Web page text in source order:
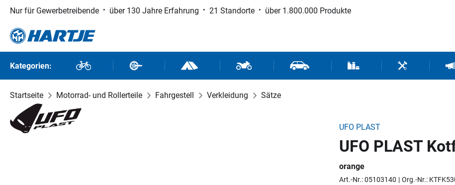
Hauptinhalt springen
Zur Suche springen
Zur Hauptnavigation springen
Nur für Gewerbetreibende über 130 Jahre Erfahrung 21 Standorte über 1.800.000 Produkte
Kategorien: Fahrräder Fahrradteile Outdoor und SportMotorrad- und RollerteileFahrzeugteile und ZubehörVerbrauchsmaterial /Werkzeuge /
Startseite Motorrad- und Rollerteile Fahrgestell Verkleidung Sätze
Bildergalerie überspringen UFO PLAST
UFO PLAST
orange
Art.-Nr.: 05103140 Org.-Nr.: